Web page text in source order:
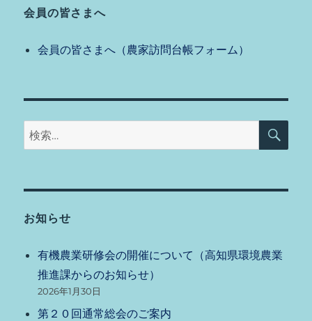
会員の皆さまへ
会員の皆さまへ（農家訪問台帳フォーム）
検
索:
検
お知らせ
有機農業研修会の開催について（高知県環境農業
推進課からのお知らせ）
2026年1月30日
第２０回通常総会のご案内